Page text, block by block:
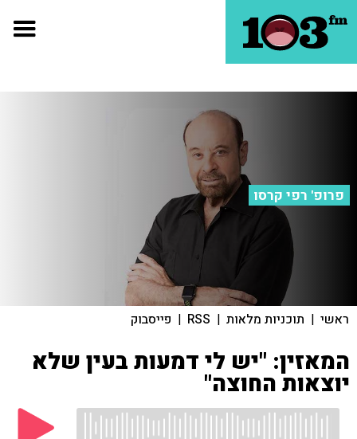
פרופ' רפי קרסו
ראשי | תוכניות מלאות |
RSS
| פייסבוק
המאזין: "יש לי דמעות בעין שלא
יוצאות החוצה"